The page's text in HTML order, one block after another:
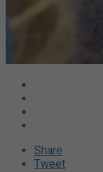
Share
Tweet